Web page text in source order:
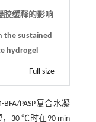
胶缓释的影响
the sustained
hydrogel
Full size
PASP复合水凝
30 ℃时在90 min